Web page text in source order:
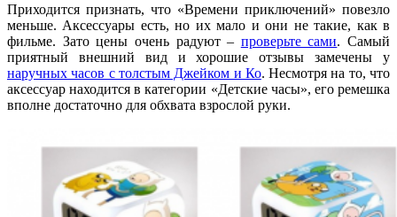
Приходится признать, что «Времени приключений» повезло
меньше. Аксессуары есть, но их мало и они не такие, как в
фильме. Зато цены очень радуют – проверьте сами. Самый
приятный внешний вид и хорошие отзывы замечены у
наручных часов с толстым Джейком и Ко. Несмотря на то, что
аксессуар находится в категории «Детские часы», его ремешка
вполне достаточно для обхвата взрослой руки.